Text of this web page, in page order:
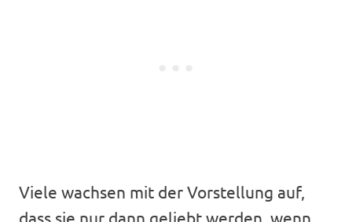
Viele wachsen mit der Vorstellung auf,
dass sie nur dann geliebt werden, wenn